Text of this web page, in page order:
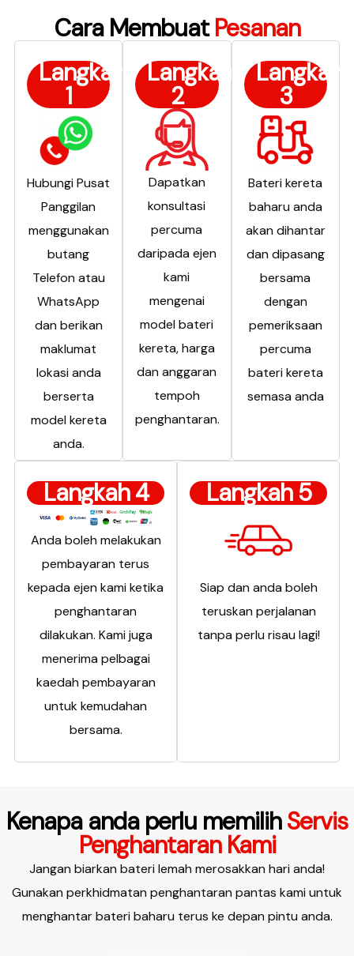
Cara MembuatPesanan
Langkah
1
Hubungi Pusat
Panggilan
menggunakan
butang
Telefon atau
WhatsApp
dan berikan
maklumat
lokasi anda
berserta
model kereta
anda.
Langkah
2
Dapatkan
konsultasi
percuma
daripada ejen
kami
mengenai
model bateri
kereta, harga
dan anggaran
tempoh
penghantaran.
Langkah
3
Bateri kereta
baharu anda
akan dihantar
dan dipasang
bersama
dengan
pemeriksaan
percuma
bateri kereta
semasa anda
Langkah 4
Anda boleh melakukan
pembayaran terus
kepada ejen kami ketika
penghantaran
dilakukan. Kami juga
menerima pelbagai
kaedah pembayaran
untuk kemudahan
bersama.
Langkah 5
Siap dan anda boleh
teruskan perjalanan
tanpa perlu risau lagi!
Kenapa anda perlu memilihServis
Penghantaran Kami
Jangan biarkan bateri lemah merosakkan hari anda!
Gunakan perkhidmatan penghantaran pantas kami untuk
menghantar bateri baharu terus ke depan pintu anda.